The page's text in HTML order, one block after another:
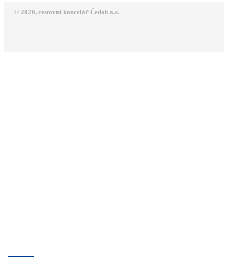
© 2026, cestovní kancelář Čedok a.s.